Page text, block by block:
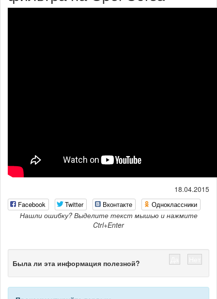
18.04.2015
Facebook Twitter Вконтакте Одноклассники
Нашли ошибку? Выделите текст мышью и нажмите
Ctrl+Enter
Была ли эта информация полезной?